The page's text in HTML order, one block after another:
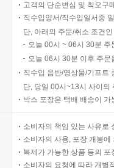
고객의 단순변심 및 착오구
직수입양서/직수입일서중
단, 아래의 주문/취소 조건
오늘 00시 ~ 06시 30분
오늘 06시 30분 이후 주
직수입 음반/영상물/기프트
단, 당일 00시~13시 사이의
박스 포장은 택배 배송이
소비자의 책임 있는 사유로
소비자의 사용, 포장 개봉
복제가 가능한 상품 등의
소비자의 요청에 따라 개별